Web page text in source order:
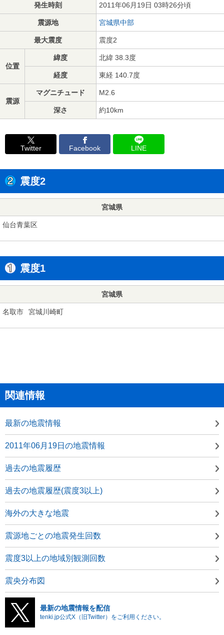
発生時刻 2011年06月19日 03時26分頃
震源地 宮城県中部
最大震度 震度2
位置
緯度 北緯 38.3度
経度 東経 140.7度
震源
マグニチュード M2.6
深さ 約10km
Twitter Facebook LINE
震度2
宮城県
仙台青葉区
震度1
宮城県
名取市 宮城川崎町
関連情報
最新の地震情報
2011年06月19日の地震情報
過去の地震履歴
過去の地震履歴(震度3以上)
海外の大きな地震
震源地ごとの地震発生回数
震度3以上の地域別観測回数
震央分布図
最新の地震情報を配信
tenki.jp公式X（旧Twitter）をご利用ください。